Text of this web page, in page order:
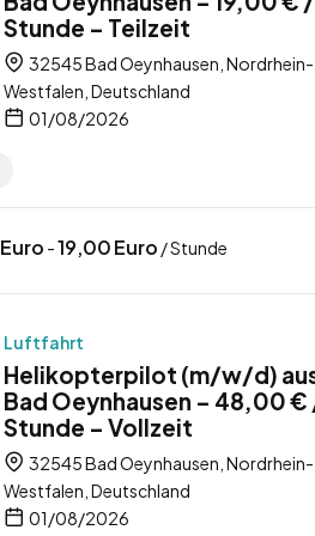
Stunde – Teilzeit
32545 Bad Oeynhausen, Nordrhein-
Westfalen, Deutschland
01/08/2026
Euro -19,00Euro / Stunde
Luftfahrt
Helikopterpilot (m/w/d)
Bad Oeynhausen – 48,00 €
Stunde – Vollzeit
32545 Bad Oeynhausen, Nordrhein-
Westfalen, Deutschland
01/08/2026